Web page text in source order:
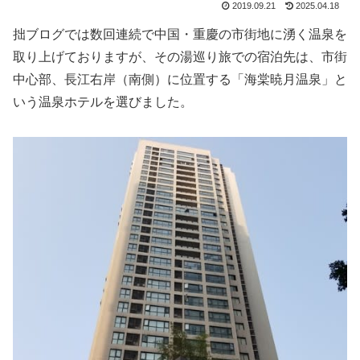
2019.09.21 2025.04.18
拙ブログでは数回連続で中国・重慶の市街地に湧く温泉を
取り上げておりますが、その湯巡り旅での宿泊先は、市街
中心部、長江右岸（南側）に位置する「海棠暁月温泉」と
いう温泉ホテルを選びました。